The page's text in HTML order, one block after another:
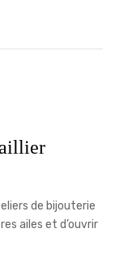
de bijouterie
ailes et d’ouvrir